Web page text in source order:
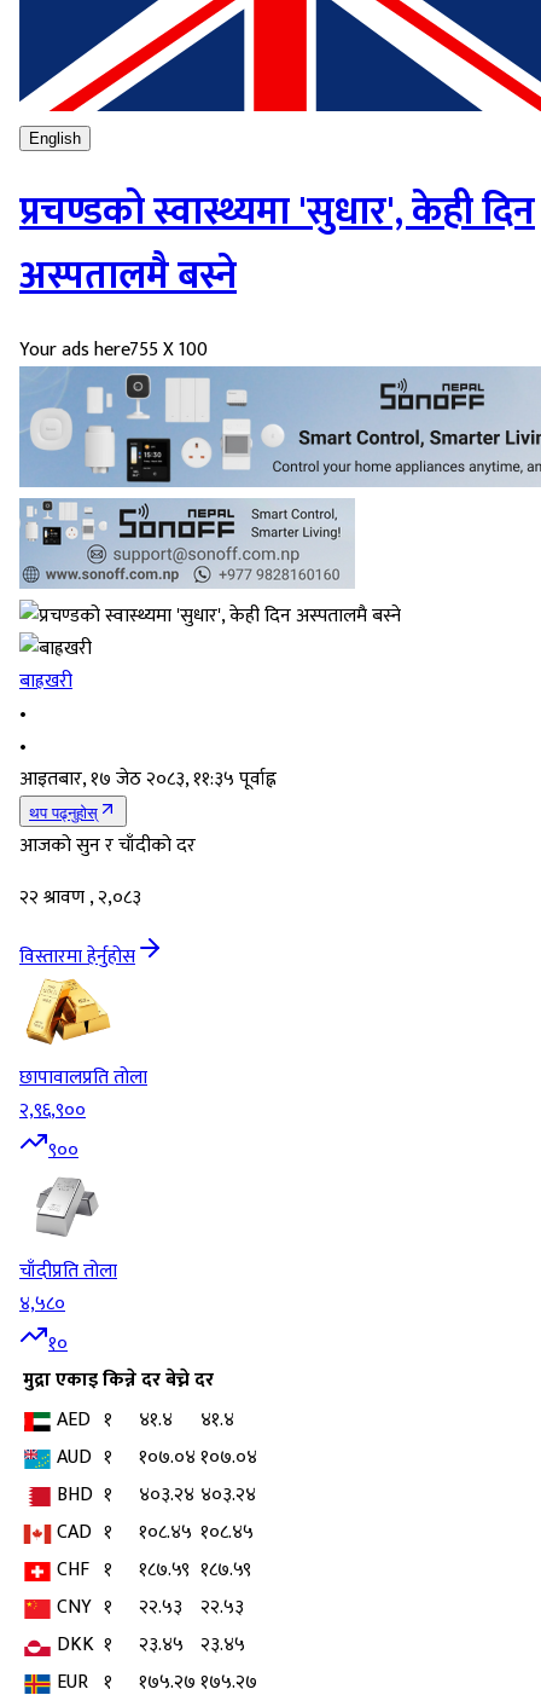
English
प्रचण्डको स्वास्थ्यमा 'सुधार', केही दिन
अस्पतालमै बस्ने
Your ads here755 X 100
बाह्रखरी
•
•
आइतबार, १७ जेठ २०८३, ११:३५ पूर्वाह्न
थप पढ्नुहोस्
आजको सुन र चाँदीको दर
२२ श्रावण , २,०८३
विस्तारमा हेर्नुहोस
छापावालप्रति तोला
२,९६,९००
९००
चाँदीप्रति तोला
४,५८०
१०
मुद्राएकाइकिन्ने दरबेच्ने दर
AED १ ४१.४
४१.४
AUD १ १०७.०४१०७.०४
BHD १ ४०३.२४ ४०३.२४
CAD १ १०८.४५ १०८.४५
CHF १ १८७.५९ १८७.५९
CNY १ २२.५३
२२.५३
DKK १ २३.४५ २३.४५
EUR १ १७५.२७१७५.२७